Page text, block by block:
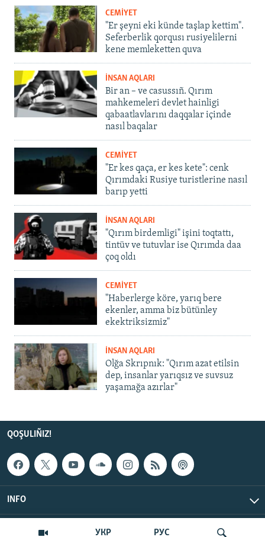
УКР РУС
CEMİYET
"Er şeyni eki künde taşlap kettim".
Seferberlik qorqusı rusiyelilerni
kene memleketten quva
İNSAN AQLARI
Bir an – ve casussıñ. Qırım
mahkemeleri devlet hainligi
qabaatlavlarını daqqalar içinde
nasıl baqalar
CEMİYET
"Er kes qaça, er kes kete": cenk
Qırımdaki Rusiye turistlerine nasıl
barıp yetti
İNSAN AQLARI
"Qırım birdemligi" işini toqtattı,
tintüv ve tutuvlar ise Qırımda daa
çoq oldı
CEMİYET
"Haberlerge köre, yarıq bere
ekenler, amma biz bütünley
ekektriksizmiz"
İNSAN AQLARI
Olğa Skrıpnık: "Qırım azat etilsin
dep, insanlar yarıqsız ve suvsuz
yaşamağa azırlar"
QOŞULIÑIZ!
INFO
© Qırım.Aqiqat, 2026 | All Rights Reserved.